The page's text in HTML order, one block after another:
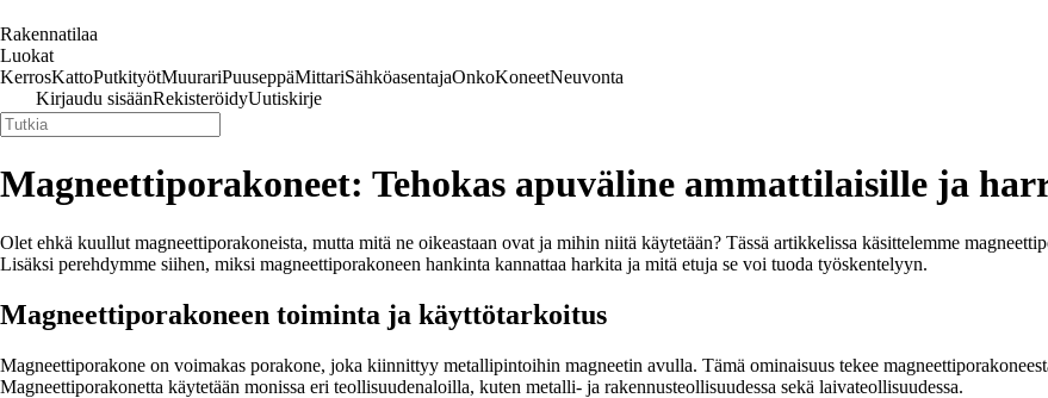
Rakennatilaa
Luokat
KerrosKattoPutkityötMuurariPuuseppäMittariSähköasentajaOnkoKoneetNeuvonta
Kirjaudu sisäänRekisteröidyUutiskirje
Magneettiporakoneet: Tehokas apuväline ammattilaisille ja
Olet ehkä kuullut magneettiporakoneista, mutta mitä ne oikeastaan ovat ja mihin niitä käytetään? Tässä artikkelissa käsittelemme
Lisäksi perehdymme siihen, miksi magneettiporakoneen hankinta kannattaa harkita ja mitä etuja se voi tuoda työskentelyyn.
Magneettiporakoneen toiminta ja käyttötarkoitus
Magneettiporakone on voimakas porakone, joka kiinnittyy metallipintoihin magneetin avulla. Tämä ominaisuus tekee
Magneettiporakonetta käytetään monissa eri teollisuudenaloilla, kuten metalli- ja rakennusteollisuudessa sekä laivateollisuudessa.